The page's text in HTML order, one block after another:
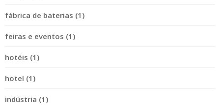
fábrica de baterias (1)
feiras e eventos (1)
hotéis (1)
hotel (1)
indústria (1)